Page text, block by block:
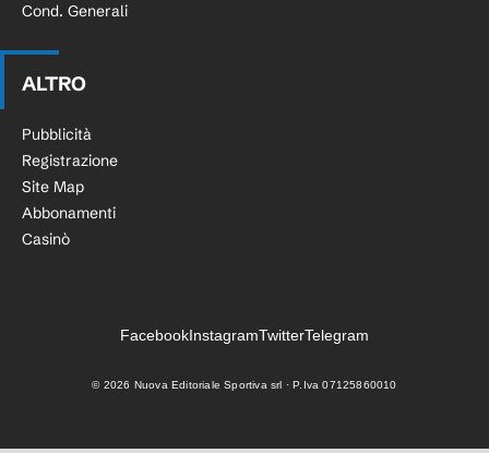
Cond. Generali
ALTRO
Pubblicità
Registrazione
Site Map
Abbonamenti
Casinò
FacebookInstagramTwitterTelegram
© 2026 Nuova Editoriale Sportiva srl · P.Iva 07125860010